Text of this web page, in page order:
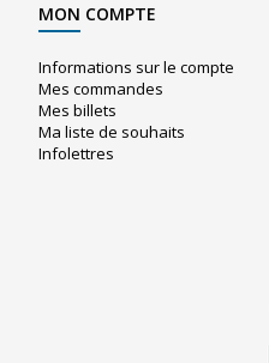
MON COMPTE
Informations sur le compte
Mes commandes
Mes billets
Ma liste de souhaits
Infolettres